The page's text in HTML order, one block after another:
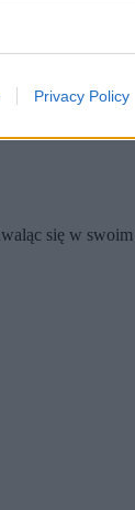
Privacy Policy
do Państwa
dużej
Został on
się w